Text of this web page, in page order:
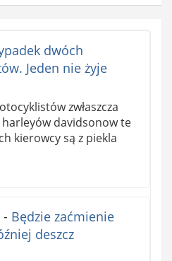
dwóch
Jeden nie żyje
zwłaszcza
davidsonow te
kierowcy są z piekla
- Będzie zaćmienie
deszcz